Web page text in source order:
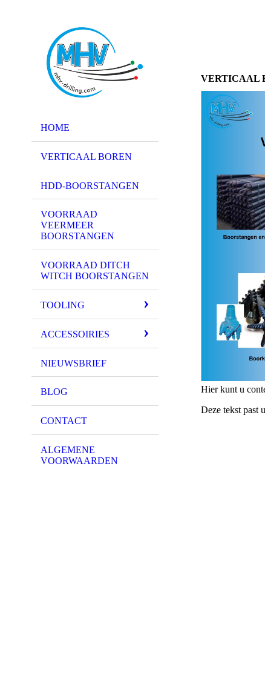
HOME
VERTICAAL BOREN
HDD-BOORSTANGEN
VOORRAAD
VEERMEER
BOORSTANGEN
VOORRAAD DITCH
WITCH BOORSTANGEN
TOOLING
ACCESSOIRIES
NIEUWSBRIEF
BLOG
CONTACT
ALGEMENE
VOORWAARDEN
VERTICAAL
Hier kunt u
Deze tekst past